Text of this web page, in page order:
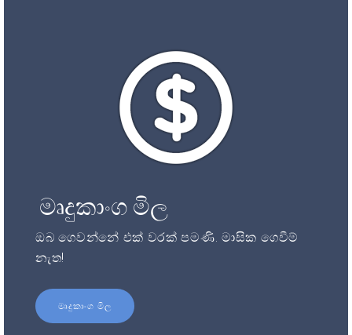
මෘදුකාංග මිල
ඔබ ගෙවන්නේ එක් වරක් පමණි. මාසික ගෙවීම්
නැත!
මෘදුකාංග මිල